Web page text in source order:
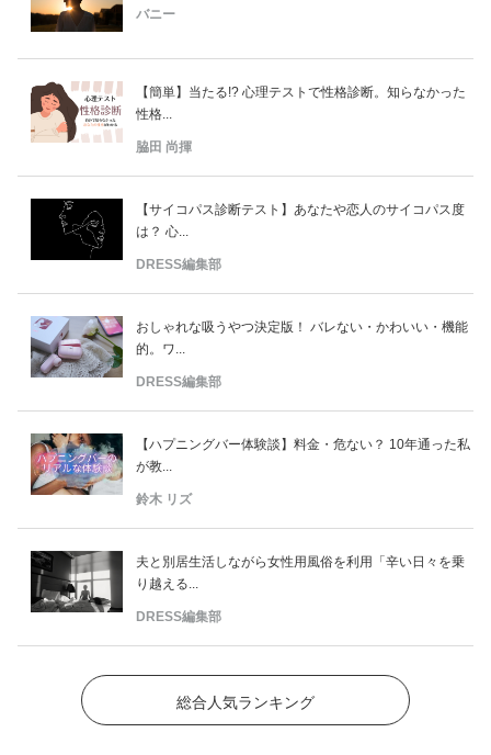
バニー
【簡単】当たる!? 心理テストで性格診断。知らなかった
性格...
脇田 尚揮
【サイコパス診断テスト】あなたや恋人のサイコパス度
は？ 心...
DRESS編集部
おしゃれな吸うやつ決定版！ バレない・かわいい・機能
的。ワ...
DRESS編集部
【ハプニングバー体験談】料金・危ない？ 10年通った私
が教...
鈴木 リズ
夫と別居生活しながら女性用風俗を利用「辛い日々を乗
り越える...
DRESS編集部
総合人気ランキング